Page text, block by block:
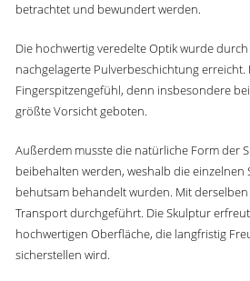
betrachtet und bewundert werden.
Die hochwertig veredelte Optik wurde
nachgelagerte Pulverbeschichtung erreicht.
Fingerspitzengefühl, denn insbesondere
größte Vorsicht geboten.
Außerdem musste die natürliche Form der
beibehalten werden, weshalb die einzelnen
behutsam behandelt wurden. Mit
Transport durchgeführt. Die Skulptur
hochwertigen Oberfläche, die langfristig
sicherstellen wird.